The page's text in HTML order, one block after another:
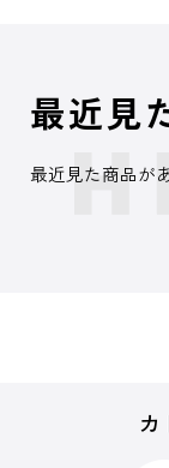
最近見
最近見た商品が
カ